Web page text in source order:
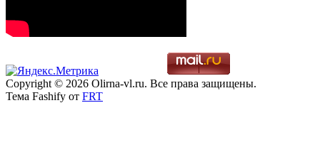
Copyright © 2026 Olirna-vl.ru. Все права защищены.
Тема Fashify от FRT